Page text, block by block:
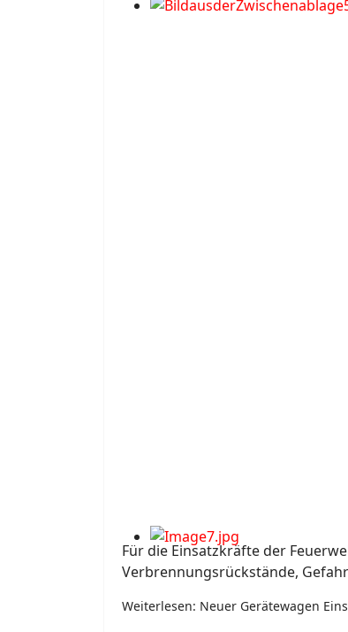
Für die Einsatzkräfte der
Verbrennungsrückstände,
Weiterlesen: Neuer Gerätewagen